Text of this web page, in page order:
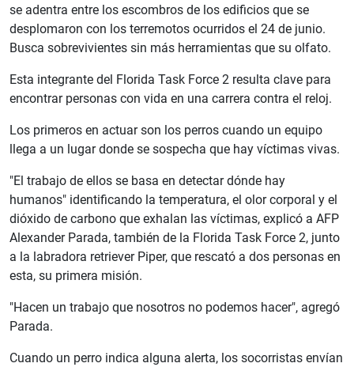
se adentra entre los escombros de los edificios que se
desplomaron con los terremotos ocurridos el 24 de junio.
Busca sobrevivientes sin más herramientas que su olfato.
Esta integrante del Florida Task Force 2 resulta clave para
encontrar personas con vida en una carrera contra el reloj.
Los primeros en actuar son los perros cuando un equipo
llega a un lugar donde se sospecha que hay víctimas vivas.
"El trabajo de ellos se basa en detectar dónde hay
humanos" identificando la temperatura, el olor corporal y el
dióxido de carbono que exhalan las víctimas, explicó a AFP
Alexander Parada, también de la Florida Task Force 2, junto
a la labradora retriever Piper, que rescató a dos personas en
esta, su primera misión.
"Hacen un trabajo que nosotros no podemos hacer", agregó
Parada.
Cuando un perro indica alguna alerta, los socorristas envían